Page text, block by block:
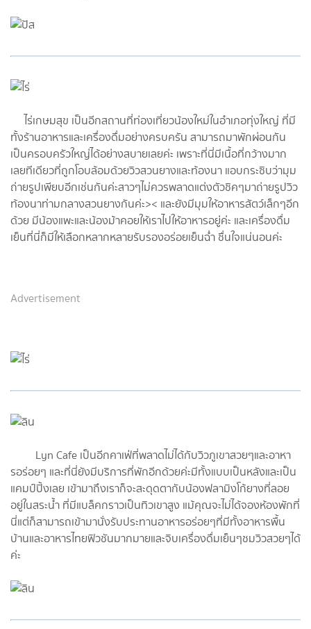
ไร่เกษมสุข เป็นอีกสถานที่ท่องเที่ยวน้องใหม่ในอำเภอทุ่งใหญ่ ที่มี
ทั้งร้านอาหารและเครื่องดื่มอย่างครบครัน สามารถมาพักผ่อนกัน
เป็นครอบครัวใหญ่ได้อย่างสบายเลยค่ะ เพราะที่นี่มีเนื้อที่กว้างมาก
เลยทีเดียวที่ถูกโอบล้อมด้วยวิวสวนยางและท้องนา แอบกระซิบว่ามุม
ถ่ายรูปเพียบอีกเช่นกันค่ะสาวๆไม่ควรพลาดแต่งตัวชิคๆมาถ่ายรูปวิว
ท้องนาท่ามกลางสวนยางกันค่ะ>< และยังมีมุมให้อาหารสัตว์เล็กๆอีก
ด้วย มีน้องแพะและน้องม้าคอยให้เราไปให้อาหารอยู่ค่ะ และเครื่องดื่ม
เย็นที่นี่ก็มีให้เลือกหลากหลายรับรองอร่อยเย็นฉ่ำ ชื่นใจแน่นอนค่ะ
Advertisement
Lyn Cafe เป็นอีกคาเฟ่ที่พลาดไม่ได้กับวิวภูเขาสวยๆและอาหา
รอร่อยๆ และที่นี่ยังมีบริการที่พักอีกด้วยค่ะมีทั้งแบบเป็นหลังและเป็น
แคมป์ปิ้งเลย เข้ามาถึงเราก็จะสะดุดตากับน้องฟลามิงโก้ยางที่ลอย
อยู่ในสระน้ำ ที่มีแบล็คกราวเป็นทิวเขาสูง แม้คุณจะไม่ได้จองห้องพักที่
นี่แต่ก็สามารถเข้ามานั่งรับประทานอาหารอร่อยๆที่มีทั้งอาหารพื้น
บ้านและอาหารไทยฟิวชันมากมายและจิบเครื่องดื่มเย็นๆชมวิวสวยๆได้
ค่ะ